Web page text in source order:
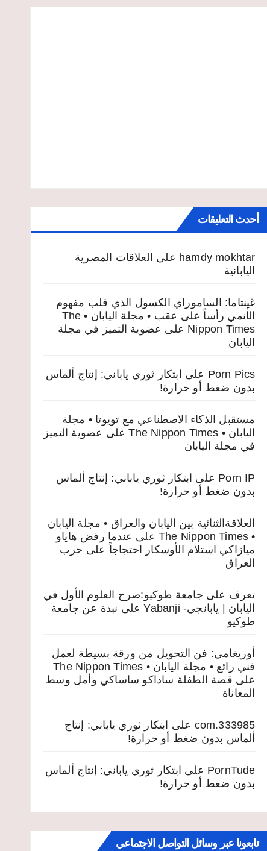
أحدث التعليقات
hamdy mokhtar على العلاقات المصرية
اليابانية
غينتاما: الساموراي الكسول الذي قلب مفهوم
الأنمي رأساً على عقب • مجلة اليابان • The
Nippon Times على عضوية التميز في مجلة
اليابان
Porn Pics على
ابتكار ثوري ياباني: إنتاج ألماس
بدون ضغط أو حرارة!
مستقبل الذكاء الاصطناعي مع تويوتا • مجلة
اليابان • The Nippon Times
على عضوية التميز
في مجلة اليابان
Porn IP على ابتكار ثوري ياباني: إنتاج ألماس
بدون ضغط أو حرارة!
العلاقةالثنائية بين اليابان والعراق • مجلة اليابان
• The Nippon Times
على عندما رفض هاياو
ميازاكي استلام الأوسكار احتجاجاً على حرب
العراق
تعرف على جامعة طوكيو:صرح العلوم الأول في
اليابان | يابانجي- Yabanji
على نبذة عن جامعة
طوكيو
أوريغامي: فن التحويل من ورقة بسيطة لعمل
فني رائع • مجلة اليابان • The Nippon Times
على قصة الطفلة ساداكو ساساكي وأمل وسط
المعاناة
333985.com على
ابتكار ثوري ياباني: إنتاج
ألماس بدون ضغط أو حرارة!
PornTude على ابتكار ثوري ياباني: إنتاج ألماس
بدون ضغط أو حرارة!
تابعونا عبر وسائل التواصل الاجتماعي